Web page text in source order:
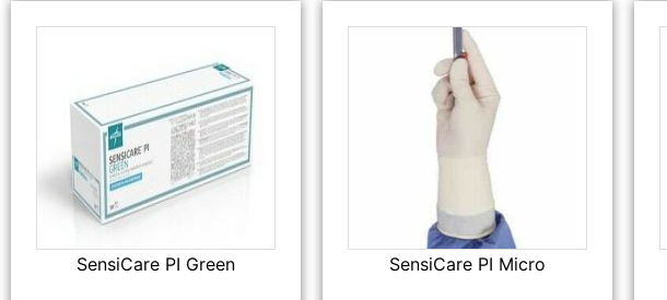
SensiCare PI Green SensiCare PI Micro